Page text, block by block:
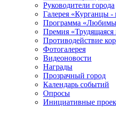
Руководители города
Галерея «Курганцы -
Программа
Премия «Трудящаяся
Противодействие
Фотогалерея
Видеоновости
Награды
Прозрачный город
Календарь событий
Опросы
Инициативные